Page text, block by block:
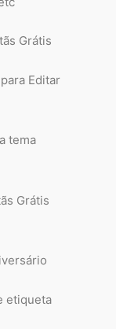
Grátis
Editar
tema
Grátis
etiqueta